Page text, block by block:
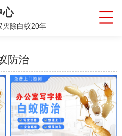
心
灭除白蚁20年
防治